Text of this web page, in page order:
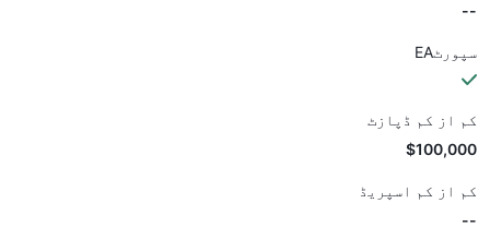
--
سپورٹEA
کم از کم ڈپازٹ
$100,000
کم از کم اسپریڈ
--